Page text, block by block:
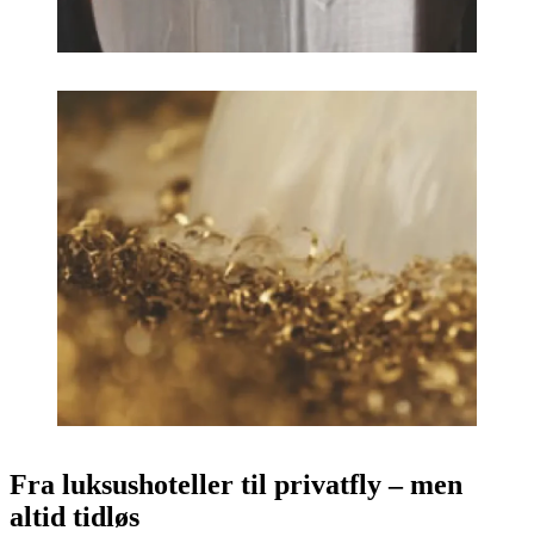
Fra luksushoteller til privatfly – men
altid tidløs